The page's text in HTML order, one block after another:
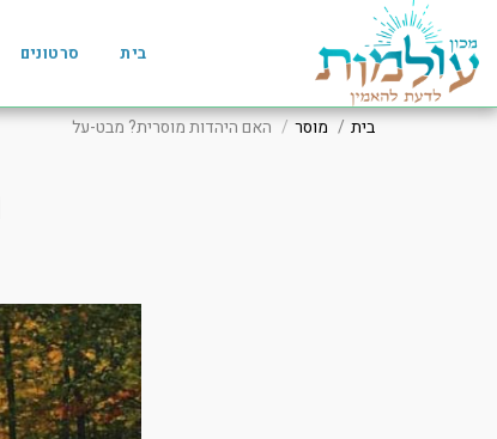
בית סרטונים
בית מוסר האם היהדות מוסרית? מבט-על